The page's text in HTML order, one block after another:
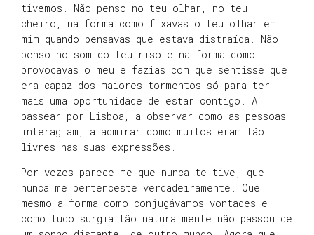
tivemos. Não penso no teu olhar, no teu
cheiro, na forma como fixavas o teu olhar em
mim quando pensavas que estava distraída. Não
penso no som do teu riso e na forma como
provocavas o meu e fazias com que sentisse que
era capaz dos maiores tormentos só para ter
mais uma oportunidade de estar contigo. A
passear por Lisboa, a observar como as pessoas
interagiam, a admirar como muitos eram tão
livres nas suas expressões.
Por vezes parece-me que nunca te tive, que
nunca me pertenceste verdadeiramente. Que
mesmo a forma como conjugávamos vontades e
como tudo surgia tão naturalmente não passou de